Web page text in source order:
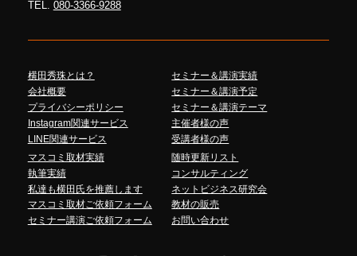
TEL. 080-3366-9288
横田秀珠とは？
会社概要
プライバシーポリシー
Instagram関連サービス
LINE関連サービス
セミナー＆講演実績
セミナー＆講演予定
セミナー＆講演テーマ
主催者様の声
受講者様の声
マスコミ取材実績
執筆実績
私達も横田氏を推薦します
マスコミ取材ご依頼フォーム
セミナー講演ご依頼フォーム
随時更新リスト
コンサルティング
ネットビジネス研究会
教材の販売
お問い合わせ